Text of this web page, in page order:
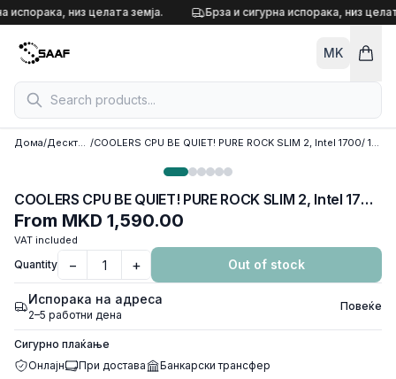
Skip to content
испорака, низ целата земја. Брза и сигурна испорака, низ
MK
Дома/ Десктоп кулери / COOLERS CPU BE QUIET! PURE ROCK SLIM 2, Intel 1700/ 1200 /1150 /1151 /1155, AMD AM4 /AM5, TDP 130W, BK030
COOLERS CPU BE QUIET! PURE ROCK SLIM 2, Intel 1700/ 1200 /1150 /1151 /1155, AMD AM4 /AM5, TDP 130W, BK030
From MKD 1,590.00
VAT included
Quantity − + Out of stock
Испорака на адреса
2–5 работни дена
Повеќе
Сигурно плаќање
Онлајн
При достава Банкарски трансфер